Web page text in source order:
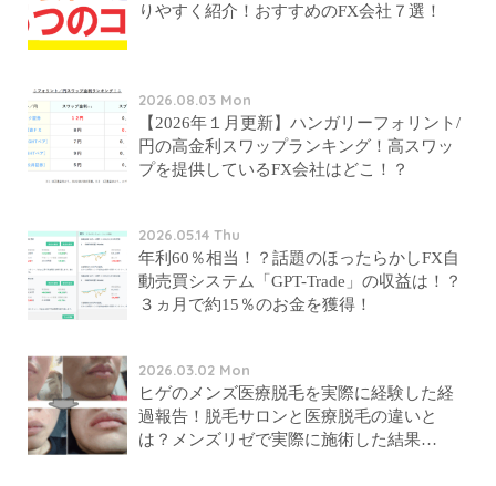
りやすく紹介！おすすめのFX会社７選！
2026.08.03 Mon
【2026年１月更新】ハンガリーフォリント/
円の高金利スワップランキング！高スワッ
プを提供しているFX会社はどこ！？
2026.05.14 Thu
年利60％相当！？話題のほったらかしFX自
動売買システム「GPT-Trade」の収益は！？
３ヵ月で約15％のお金を獲得！
2026.03.02 Mon
ヒゲのメンズ医療脱毛を実際に経験した経
過報告！脱毛サロンと医療脱毛の違いと
は？メンズリゼで実際に施術した結果…